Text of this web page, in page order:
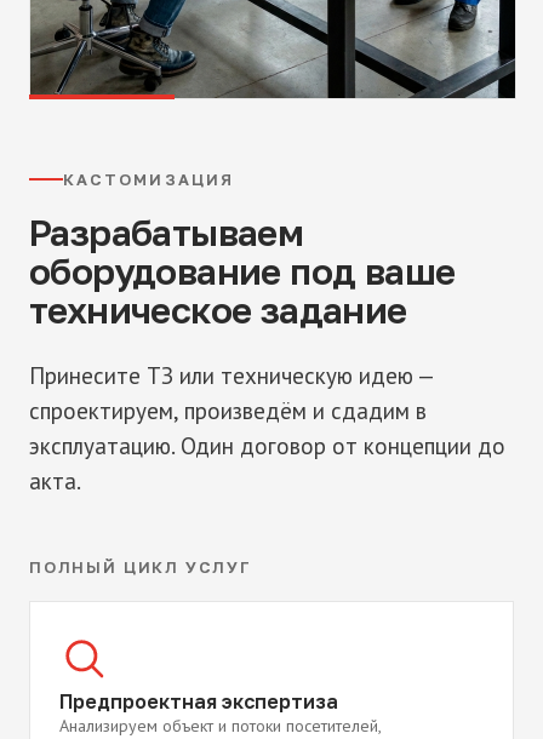
КАСТОМИЗАЦИЯ
Разрабатываем
оборудование под ваше
техническое задание
Принесите ТЗ или техническую идею —
спроектируем, произведём и сдадим в
эксплуатацию. Один договор от концепции до
акта.
ПОЛНЫЙ ЦИКЛ УСЛУГ
Предпроектная экспертиза
Анализируем объект и потоки посетителей,